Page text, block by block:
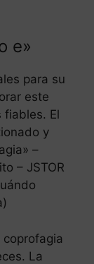
e»
para su
este
El
y
–
– JSTOR
coprofagia
La